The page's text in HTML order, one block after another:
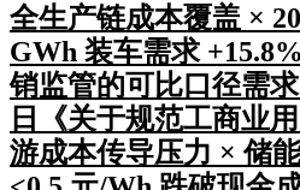
全生产链成本覆盖 ×
GWh 装车需求
销监管的可比口径需
日《关于规范工商业
游成本传导压力 × 储